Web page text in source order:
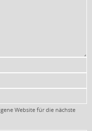
Website für die nächste